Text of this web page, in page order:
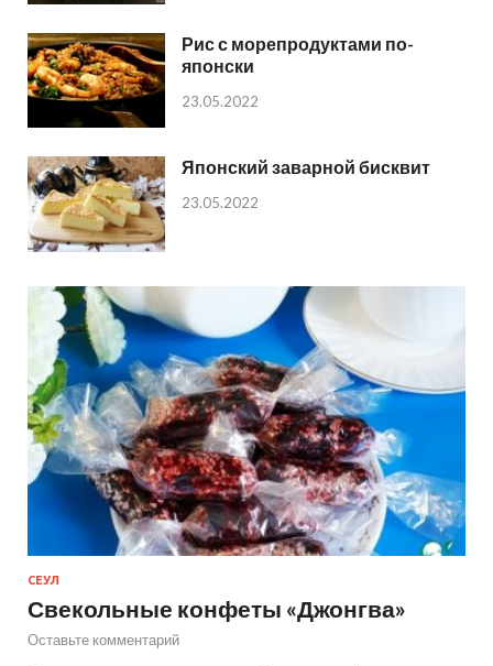
Рис с морепродуктами по-
японски
23.05.2022
Японский заварной бисквит
23.05.2022
СЕУЛ
Свекольные конфеты «Джонгва»
Оставьте комментарий